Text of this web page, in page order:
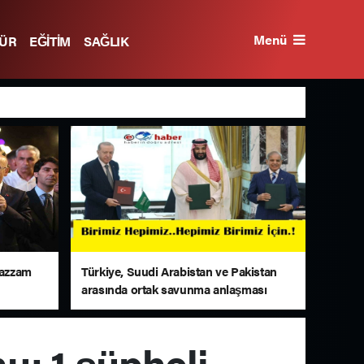
EĞİTİM SAĞLIK Menü
Türkiye, Suudi Arabistan ve Pakistan
arasında ortak savunma anlaşması
imzalandı